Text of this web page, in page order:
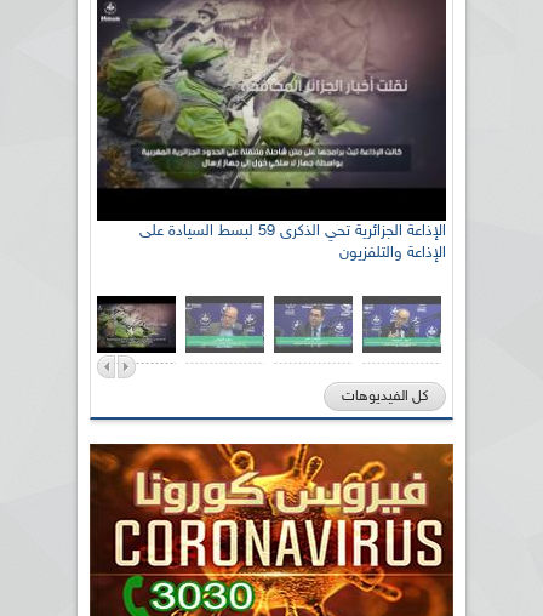
الإذاعة الجزائرية تحي الذكرى 59 لبسط السيادة على
الإذاعة والتلفزيون
كل الفيديوهات